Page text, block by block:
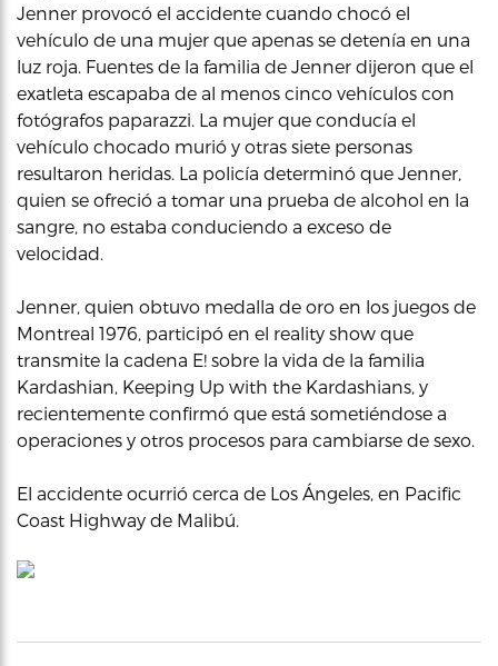
Jenner provocó el accidente cuando chocó el
vehículo de una mujer que apenas se detenía en una
luz roja. Fuentes de la familia de Jenner dijeron que el
exatleta escapaba de al menos cinco vehículos con
fotógrafos paparazzi. La mujer que conducía el
vehículo chocado murió y otras siete personas
resultaron heridas. La policía determinó que Jenner,
quien se ofreció a tomar una prueba de alcohol en la
sangre, no estaba conduciendo a exceso de
velocidad.
Jenner, quien obtuvo medalla de oro en los juegos de
Montreal 1976, participó en el reality show que
transmite la cadena E! sobre la vida de la familia
Kardashian, Keeping Up with the Kardashians, y
recientemente confirmó que está sometiéndose a
operaciones y otros procesos para cambiarse de sexo.
El accidente ocurrió cerca de Los Ángeles, en Pacific
Coast Highway de Malibú.